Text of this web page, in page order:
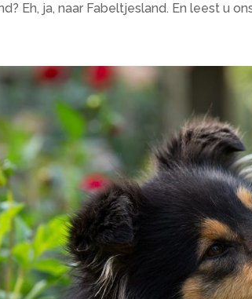
Eh, ja, naar Fabeltjesland. En leest u